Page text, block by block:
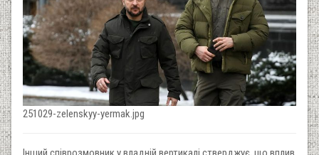
251029-zelenskyy-yermak.jpg